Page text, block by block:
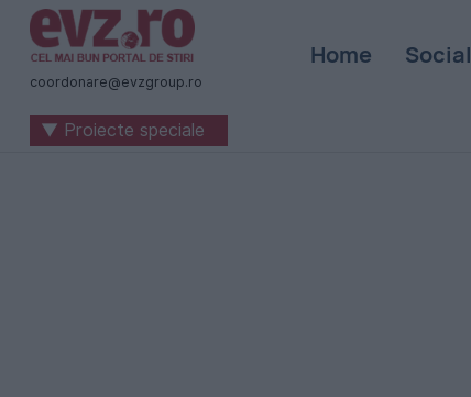
Știri
naționale
internaționale
coordonare@evzgroup.ro
Home Social
▼ Proiecte speciale